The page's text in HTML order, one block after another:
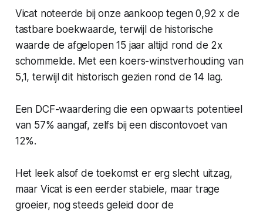
Vicat noteerde bij onze aankoop tegen 0,92 x de
tastbare boekwaarde, terwijl de historische
waarde de afgelopen 15 jaar altijd rond de 2x
schommelde. Met een koers-winstverhouding van
5,1, terwijl dit historisch gezien rond de 14 lag.
Een DCF-waardering die een opwaarts potentieel
van 57% aangaf, zelfs bij een discontovoet van
12%.
Het leek alsof de toekomst er erg slecht uitzag,
maar Vicat is een eerder stabiele, maar trage
groeier, nog steeds geleid door de